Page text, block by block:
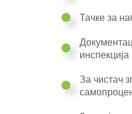
Тачке за
инспекција
За чистач